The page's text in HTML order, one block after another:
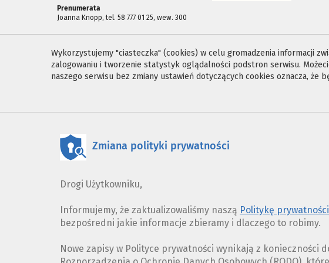
Prenumerata
Joanna Knopp, tel. 58 777 01 25, wew. 300
Wykorzystujemy "ciasteczka" (cookies) w celu gromadzenia informacji
zalogowaniu i tworzenie statystyk oglądalności podstron serwisu.
naszego serwisu bez zmiany ustawień dotyczących cookies oznacza, że
Zmiana polityki prywatności
Drogi Użytkowniku,
Informujemy, że zaktualizowaliśmy naszą Politykę prywatności
bezpośredni jakie informacje zbieramy i dlaczego to robimy.
Nowe zapisy w Polityce prywatności wynikają z konieczności